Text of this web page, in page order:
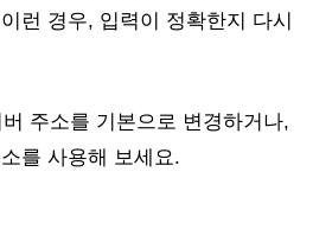
런 경우, 입력이 정확한지 다시
버 주소를 기본으로 변경하거나,
를 사용해 보세요.